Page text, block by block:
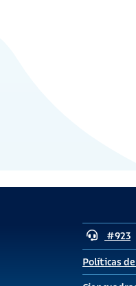
#923
Políticas